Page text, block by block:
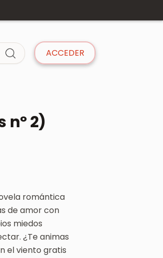
ACCEDER
nº 2)
romántica
de amor con
miedos
¿Te animas
el viento gratis